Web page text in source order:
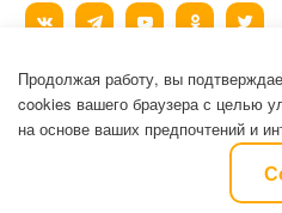
©2006-2026, ООО «Патентус».
Все права защищены.
Политика конфиденциальности и
обработку персональных данных
Продолжая работу, вы
cookies вашего браузера с целью
на основе ваших предпочтений и